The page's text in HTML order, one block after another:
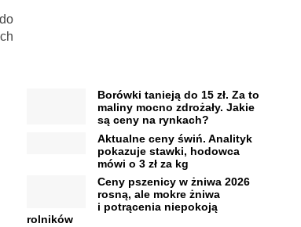
Borówki tanieją do 15 zł. Za to
maliny mocno zdrożały. Jakie
są ceny na rynkach?
Aktualne ceny świń. Analityk
pokazuje stawki, hodowca
mówi o 3 zł za kg
Ceny pszenicy w żniwa 2026
rosną, ale mokre żniwa
i potrącenia niepokoją
rolników